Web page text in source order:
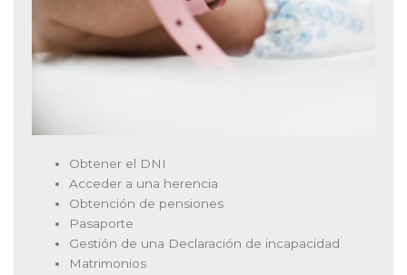
Obtener el DNI
Acceder a una herencia
Obtención de pensiones
Pasaporte
Gestión de una Declaración de incapacidad
Matrimonios